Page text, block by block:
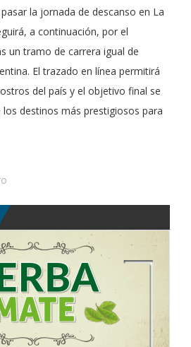
la jornada de descanso en La
a continuación, por el
un tramo de carrera igual de
El trazado en línea permitirá
del país y el objetivo final se
destinos más prestigiosos para